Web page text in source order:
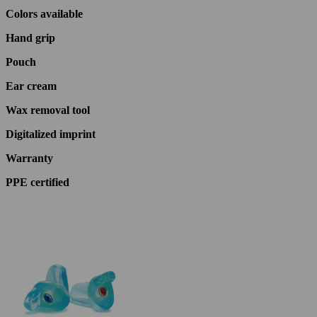
Colors available
Hand grip
Pouch
Ear cream
Wax removal tool
Digitalized imprint
Warranty
PPE certified